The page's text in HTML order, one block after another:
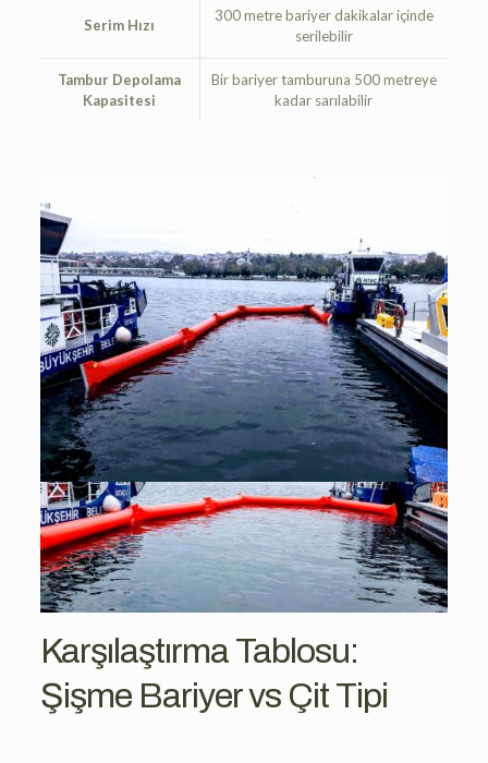
Serim Hızı
300 metre bariyer dakikalar içinde
serilebilir
Tambur Depolama
Kapasitesi
Bir bariyer tamburuna 500 metreye
kadar sarılabilir
Karşılaştırma Tablosu:
Şişme Bariyer vs Çit Tipi